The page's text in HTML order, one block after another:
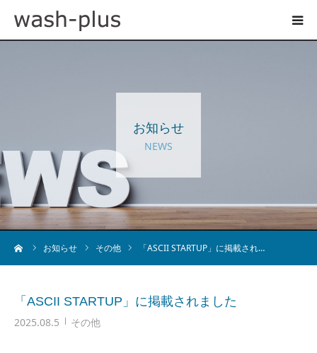
お知らせ
NEWS
お知らせ その他 「ASCII STARTUP」に掲載され…
「ASCII STARTUP」に掲載されました
2025.08.5 その他
お知らせ
採用情報